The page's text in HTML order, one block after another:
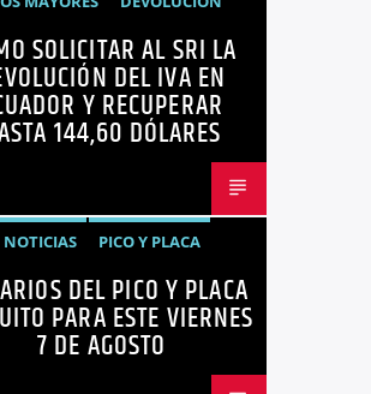
NEGOCIOS
NOTICIAS
CON DISCAPACIDAD
SOLICITAR AL SRI LA
DEL IVA EN
Y RECUPERAR
144,60 DÓLARES
NOTICIAS
PICO Y PLACA
SANCIONESDEL PICO Y PLACA
PARA ESTE VIERNES
7 DE AGOSTO